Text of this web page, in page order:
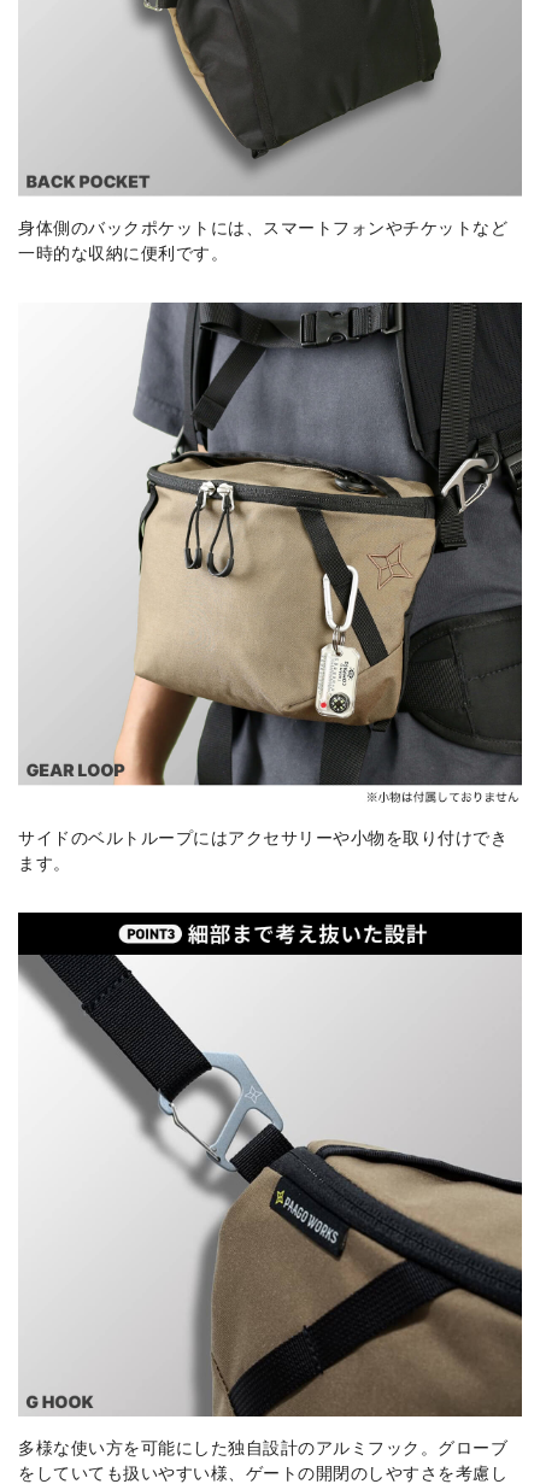
身体側のバックポケットには、スマートフォンやチケットなど
一時的な収納に便利です。
サイドのベルトループにはアクセサリーや小物を取り付けでき
ます。
多様な使い方を可能にした独自設計のアルミフック。グローブ
をしていても扱いやすい様、ゲートの開閉のしやすさを考慮し